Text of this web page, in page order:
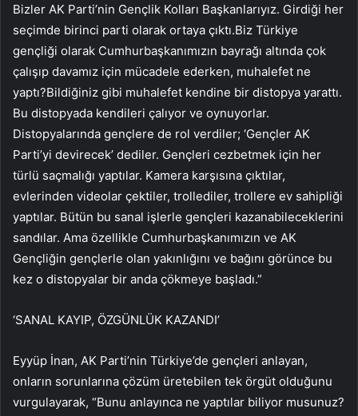
Bizler AK Parti’nin Gençlik Kolları Başkanlarıyız. Girdiği her
seçimde birinci parti olarak ortaya çıktı.Biz Türkiye
gençliği olarak Cumhurbaşkanımızın bayrağı altında çok
çalışıp davamız için mücadele ederken, muhalefet ne
yaptı?Bildiğiniz gibi muhalefet kendine bir distopya yarattı.
Bu distopyada kendileri çalıyor ve oynuyorlar.
Distopyalarında gençlere de rol verdiler; ‘Gençler AK
Parti’yi devirecek’ dediler. Gençleri cezbetmek için her
türlü saçmalığı yaptılar. Kamera karşısına çıktılar,
evlerinden videolar çektiler, trollediler, trollere ev sahipliği
yaptılar. Bütün bu sanal işlerle gençleri kazanabileceklerini
sandılar. Ama özellikle Cumhurbaşkanımızın ve AK
Gençliğin gençlerle olan yakınlığını ve bağını görünce bu
kez o distopyalar bir anda çökmeye başladı.”
‘SANAL KAYIP, ÖZGÜNLÜK KAZANDI’
Eyyüp İnan, AK Parti’nin Türkiye’de gençleri anlayan,
onların sorunlarına çözüm üretebilen tek örgüt olduğunu
vurgulayarak, “Bunu anlayınca ne yaptılar biliyor musunuz?